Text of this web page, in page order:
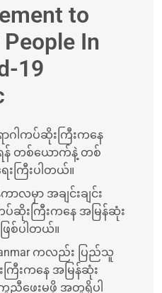
to
In
19
ဂါကပ်ဆိုးကြီးကနေ
န် တစ်ယောက်နဲ့ တစ်
ကြီးပါတယ်။
မှာ အချင်းချင်း
ဆိုးကြီးကနေ အမြန်ဆုံး
ြစ်ပါတယ်။
ကလည်း ပြည်သူ
ြီးကနေ အမြန်ဆုံး
ဖေးမဖို့ အတူရှိပါ